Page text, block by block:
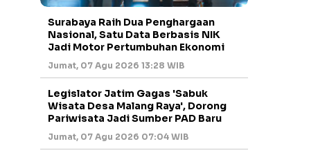
Surabaya Raih Dua Penghargaan
Nasional, Satu Data Berbasis NIK
Jadi Motor Pertumbuhan Ekonomi
Jumat, 07 Agu 2026 13:28 WIB
Legislator Jatim Gagas 'Sabuk
Wisata Desa Malang Raya', Dorong
Pariwisata Jadi Sumber PAD Baru
Jumat, 07 Agu 2026 07:04 WIB